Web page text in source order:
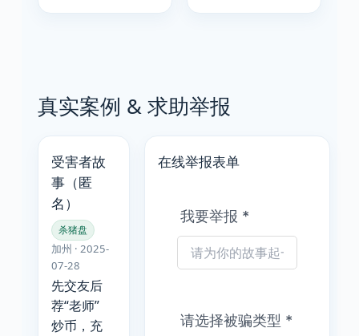
真实案例 & 求助举报
受害者故
事（匿
名）
杀猪盘
加州 · 2025-
07-28
先交友后
荐“老师”
炒币，充
在线举报表单
我要举报 *
请选择被骗类型 *